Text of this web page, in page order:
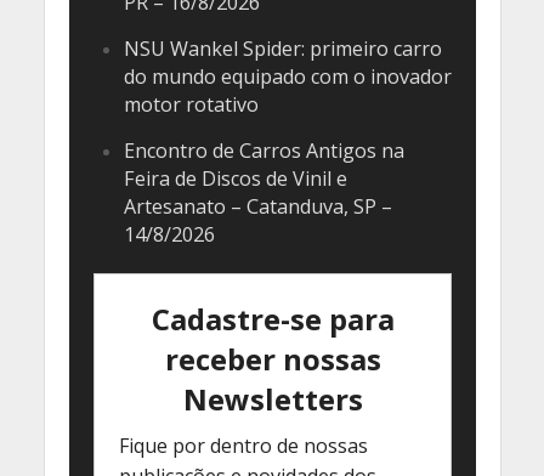
NSU Wankel Spider: primeiro carro
do mundo equipado com o inovador
motor rotativo
Encontro de Carros Antigos na
Feira de Discos de Vinil e
Artesanato – Catanduva, SP –
14/8/2026